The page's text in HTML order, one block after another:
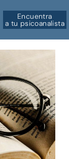
Encuentra
a tu psicoanalista